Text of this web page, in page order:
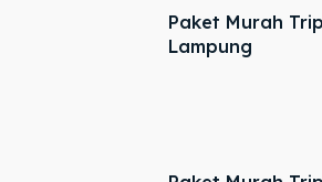
Paket Murah
Lampung